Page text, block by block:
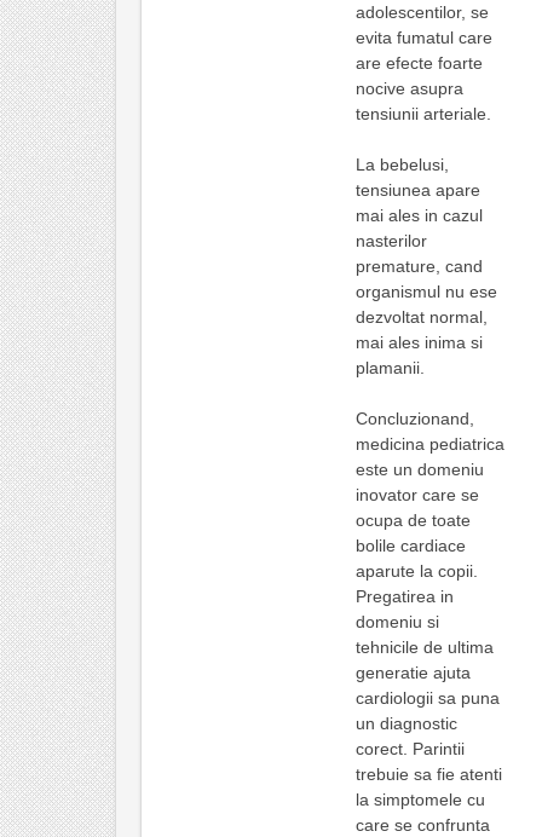
adolescentilor, se
evita fumatul care
are efecte foarte
nocive asupra
tensiunii arteriale.
La bebelusi,
tensiunea apare
mai ales in cazul
nasterilor
premature, cand
organismul nu ese
dezvoltat normal,
mai ales inima si
plamanii.
Concluzionand,
medicina pediatrica
este un domeniu
inovator care se
ocupa de toate
bolile cardiace
aparute la copii.
Pregatirea in
domeniu si
tehnicile de ultima
generatie ajuta
cardiologii sa puna
un diagnostic
corect. Parintii
trebuie sa fie atenti
la simptomele cu
care se confrunta